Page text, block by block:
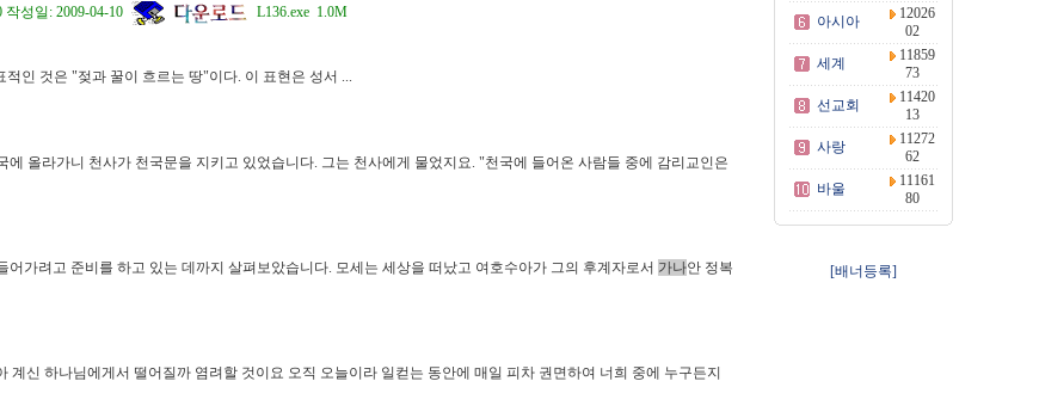
성일: 2009-04-10
L136.exe 1.0M
인 것은 "젖과 꿀이 흐르는 땅"이다. 이 표현은 성서 ...
올라가니 천사가 천국문을 지키고 있었습니다. 그는 천사에게 물었지요. "천국에 들어온 사람들 중에 감리교인은
가려고 준비를 하고 있는 데까지 살펴보았습니다. 모세는 세상을 떠났고 여호수아가 그의 후계자로서 가나안 정복
신 하나님에게서 떨어질까 염려할 것이요 오직 오늘이라 일컫는 동안에 매일 피차 권면하여 너희 중에 누구든지
아시아
12026
02
세계
11859
73
선교회
11420
13
사랑
11272
62
바울
11161
80
[배너등록]